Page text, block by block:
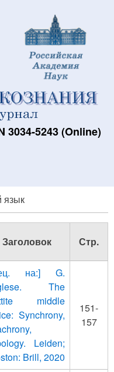
3034-5243 (Online)
язык
Заголовок Стр.
на:] G.
The
middle
Synchrony,
Leiden;
Brill, 2020
151-
157